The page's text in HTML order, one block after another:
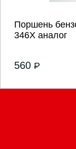
Поршень
346X аналог
560 P